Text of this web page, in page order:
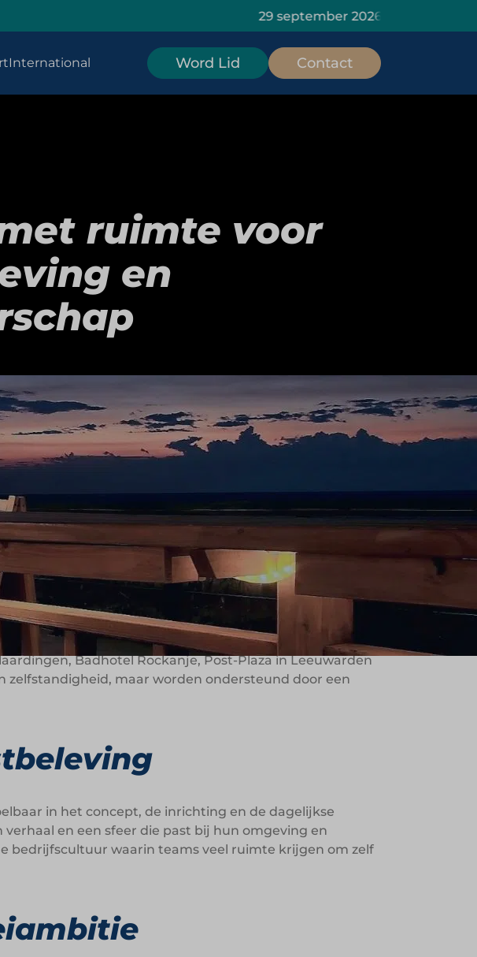
29 september 2026: HOMiES Masterclass
International Word Lid Contact
ruimte voor
en
van hotels met een eigen karakter. In plaats
en locatie. Elk hotel vertelt een eigen verhaal, en
leisure-segment en geeft gastvrijheid een persoonlijke
vanuit één
en identiteit. Onder leiding van Lucas Petit groeide
Badhotel Rockanje, Post-Plaza in Leeuwarden
zelfstandigheid, maar worden ondersteund door een
in het concept, de inrichting en de dagelijkse
en een sfeer die past bij hun omgeving en
bedrijfscultuur waarin teams veel ruimte krijgen om zelf